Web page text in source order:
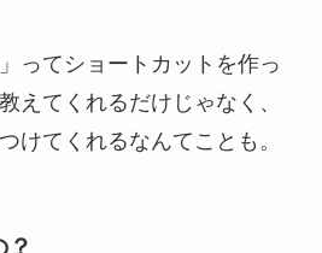
ってショートカットを作っ
えてくれるだけじゃなく、
けてくれるなんてことも。